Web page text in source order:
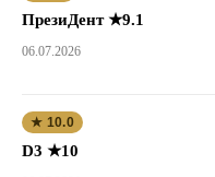
ПрезиДент ★9.1
06.07.2026
★ 10.0
D3 ★10